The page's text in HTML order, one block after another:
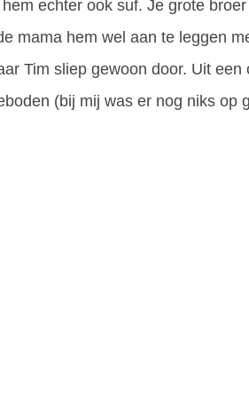
echter ook suf. Je grote
mama hem wel aan te leggen
Tim sliep gewoon door. Uit een
(bij mij was er nog niks op